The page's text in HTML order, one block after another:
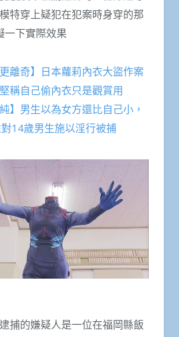
特穿上疑犯在犯案時身穿的那
一下實際效果
更離奇】日本蘿莉內衣大盜作案
稱自己偷內衣只是觀賞用
】男生以為女方還比自己小，
14歲男生施以淫行被捕
捕的嫌疑人是一位在福岡縣飯